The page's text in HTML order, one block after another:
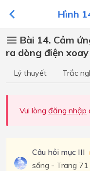
Hình
Bài 14. Cảm
ra dòng điện
Lý thuyết Trắc
Vui lòng đăng nhập
Câu hỏi mục III
sống - Trang 71